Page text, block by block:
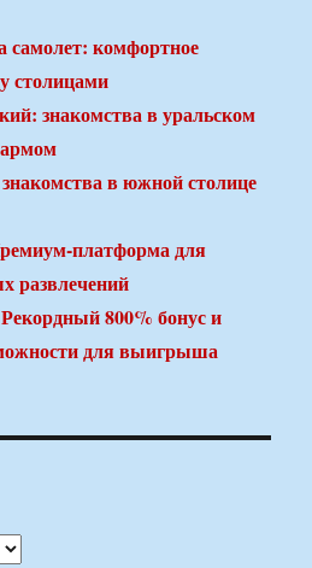
комфортное
столицами
знакомства в уральском
в южной столице
платформа для
развлечений
800% бонус и
для выигрыша